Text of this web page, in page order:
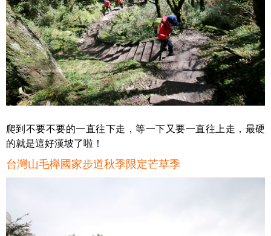
爬到不要不要的一直往下走，等一下又要一直往上走，最硬
的就是這好漢坡了啦！
台灣山毛櫸國家步道秋季限定芒草季